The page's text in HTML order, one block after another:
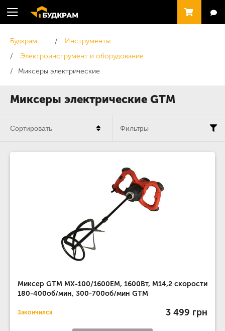
Миксеры электрические GTM
Будкрам
Инструменты
Электроинструмент и оборудование
Миксеры электрические
Миксер GTM MX-100/1600EM, 1600Вт, М14,2 скорости
180-400об/мин, 300-700об/мин GTM
Закончился 3 499 грн
Сортировать Фильтры